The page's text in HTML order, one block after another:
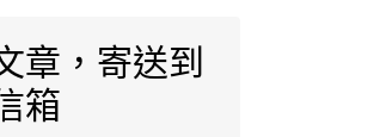
章，寄送到
箱